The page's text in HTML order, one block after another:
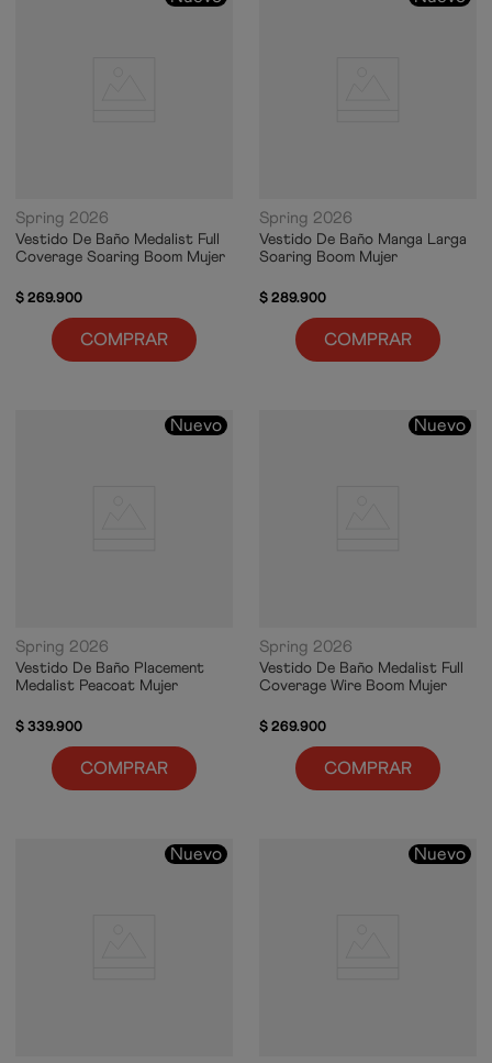
Spring 2026
Vestido De Baño Medalist Full
Coverage Soaring Boom Mujer
$269.900
COMPRAR
Spring 2026
Vestido De Baño Manga Larga
Soaring Boom Mujer
$289.900
COMPRAR
Nuevo
Spring 2026
Vestido De Baño Placement
Medalist Peacoat Mujer
$339.900
COMPRAR
Nuevo
Spring 2026
Vestido De Baño Medalist Full
Coverage Wire Boom Mujer
$269.900
COMPRAR
Nuevo Nuevo